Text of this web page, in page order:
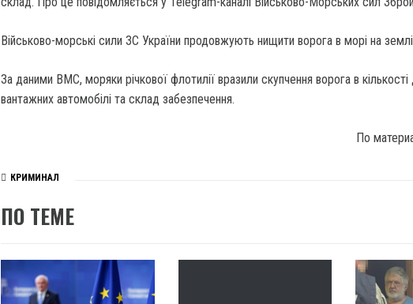
Військово-морські сили ЗС України продовжують нищити ворога в морі на землі
За даними ВМС, моряки річкової флотилії вразили скупчення ворога в
вантажних автомобілі та склад забезпечення.
По
КРИМИНАЛ
ПО ТЕМЕ